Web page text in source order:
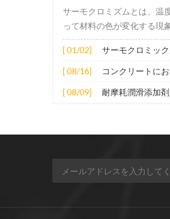
サーモクロミズムとは、温
って材料の色が変化する現
す。この変化は通常、材料
または分子構造の変化によ
こされます。その適用原理
ミック材料の分子は、加熱
の変化は、分子間の相互作
たり、配向や立体構造を変
ることなどによって実現で
[ 01/02]
サーモクロミッ
[ 08/16]
コンクリートに
つかのナノ材料の
[ 08/09]
耐摩耗潤滑添加